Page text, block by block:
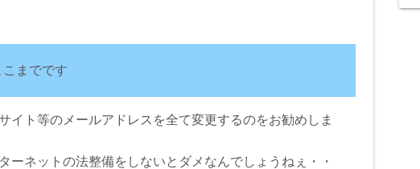
こまでです
イト等のメールアドレスを全て変更するのをお勧めしま
ーネットの法整備をしないとダメなんでしょうねぇ・・